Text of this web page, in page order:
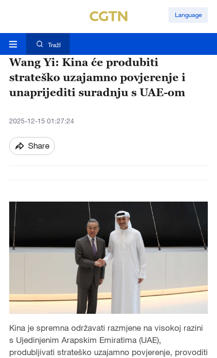
Language
TražI
Wang Yi: Kina će produbiti
strateško uzajamno povjerenje i
unaprijediti suradnju s UAE-om
2025-12-15 01:27:24
Share
Kina je spremna održavati razmjene na visokoj razini
s Ujedinjenim Arapskim Emiratima (UAE),
produbljivati strateško uzajamno povjerenje, provoditi